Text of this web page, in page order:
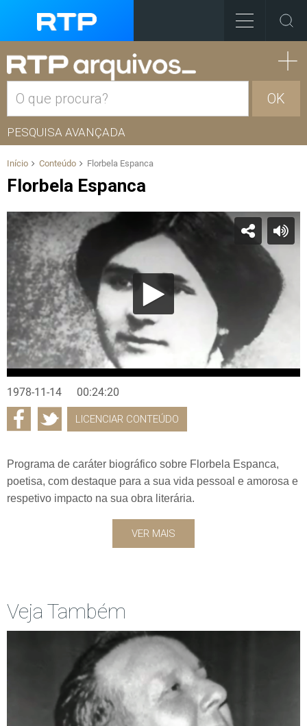
OK
PESQUISA AVANÇADA
Início Conteúdo Florbela Espanca
Florbela Espanca
1978-11-14 00:24:20
LICENCIAR CONTEÚDO
Programa de caráter biográfico sobre Florbela Espanca,
poetisa, com destaque para a sua vida pessoal e amorosa e
respetivo impacto na sua obra literária.
VER MAIS
Veja Também